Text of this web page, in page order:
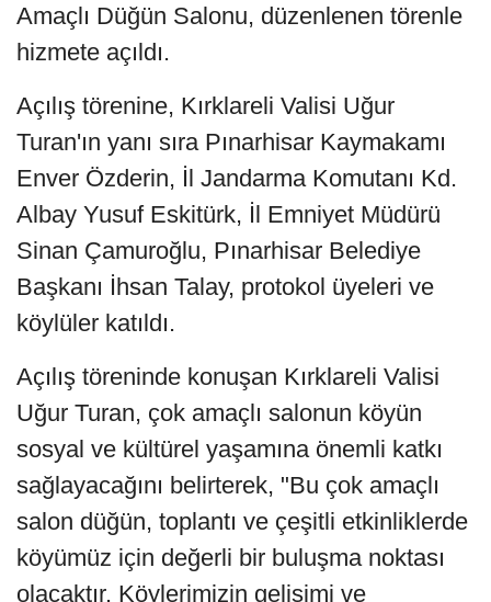
Amaçlı Düğün Salonu, düzenlenen törenle
hizmete açıldı.
Açılış törenine, Kırklareli Valisi Uğur
Turan'ın yanı sıra Pınarhisar Kaymakamı
Enver Özderin, İl Jandarma Komutanı Kd.
Albay Yusuf Eskitürk, İl Emniyet Müdürü
Sinan Çamuroğlu, Pınarhisar Belediye
Başkanı İhsan Talay, protokol üyeleri ve
köylüler katıldı.
Açılış töreninde konuşan Kırklareli Valisi
Uğur Turan, çok amaçlı salonun köyün
sosyal ve kültürel yaşamına önemli katkı
sağlayacağını belirterek, "Bu çok amaçlı
salon düğün, toplantı ve çeşitli etkinliklerde
köyümüz için değerli bir buluşma noktası
olacaktır. Köylerimizin gelişimi ve